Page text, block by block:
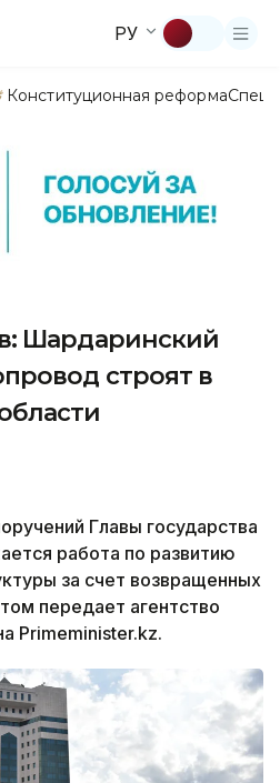
РУ
Конституционная реформа
Шардаринский
строят в
Главы государства
работа по развитию
за счет возвращенных
передает агентство
Рrimeminister.kz.